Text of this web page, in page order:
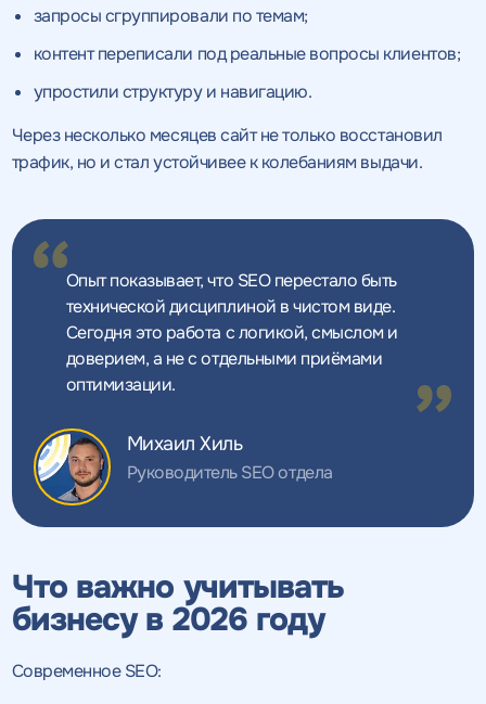
запросы сгруппировали по темам;
контент переписали под реальные вопросы клиентов;
упростили структуру и навигацию.
Через несколько месяцев сайт не только восстановил
трафик, но и стал устойчивее к колебаниям выдачи.
Опыт показывает, что SEO перестало быть
технической дисциплиной в чистом виде.
Сегодня это работа с логикой, смыслом и
доверием, а не с отдельными приёмами
оптимизации.
Михаил Хиль
Руководитель SEO отдела
Что важно учитывать
бизнесу в 2026 году
Современное SEO: